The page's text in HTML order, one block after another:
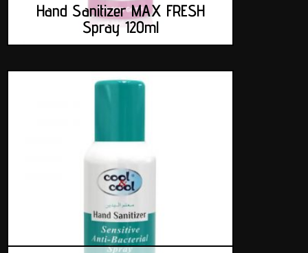
Hand Sanitizer MAX FRESH
Spray 120ml